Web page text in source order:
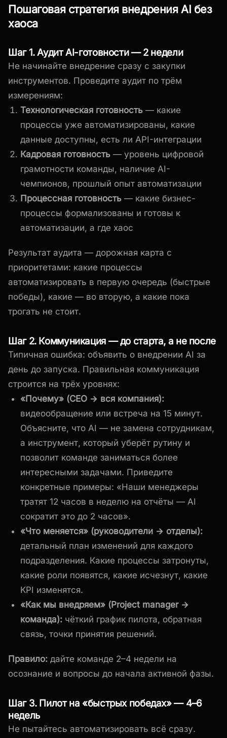
Пошаговая стратегия внедрения AI без
хаоса
Шаг 1. Аудит AI-готовности — 2 недели
Не начинайте внедрение сразу с закупки
инструментов. Проведите аудит по трём
измерениям:
Технологическая готовность — какие
процессы уже автоматизированы, какие
данные доступны, есть ли API-интеграции
Кадровая готовность — уровень цифровой
грамотности команды, наличие AI-
чемпионов, прошлый опыт автоматизации
Процессная готовность — какие бизнес-
процессы формализованы и готовы к
автоматизации, а где хаос
Результат аудита — дорожная карта с
приоритетами: какие процессы
автоматизировать в первую очередь (быстрые
победы), какие — во вторую, а какие пока
трогать не стоит.
Шаг 2. Коммуникация — до старта, а не после
Типичная ошибка: объявить о внедрении AI за
день до запуска. Правильная коммуникация
строится на трёх уровнях:
«Почему» (CEO → вся компания):
видеообращение или встреча на 15 минут.
Объясните, что AI — не замена сотрудникам,
а инструмент, который уберёт рутину и
позволит команде заниматься более
интересными задачами. Приведите
конкретные примеры: «Наши менеджеры
тратят 12 часов в неделю на отчёты — AI
сократит это до 2 часов».
«Что меняется» (руководители → отделы):
детальный план изменений для каждого
подразделения. Какие процессы затронуты,
какие роли появятся, какие исчезнут, какие
KPI изменятся.
«Как мы внедряем» (Project manager →
команда): чёткий график пилота, обратная
связь, точки принятия решений.
Правило: дайте команде 2–4 недели на
осознание и вопросы до начала активной фазы.
Шаг 3. Пилот на «быстрых победах» — 4–6
недель
Не пытайтесь автоматизировать всё сразу.